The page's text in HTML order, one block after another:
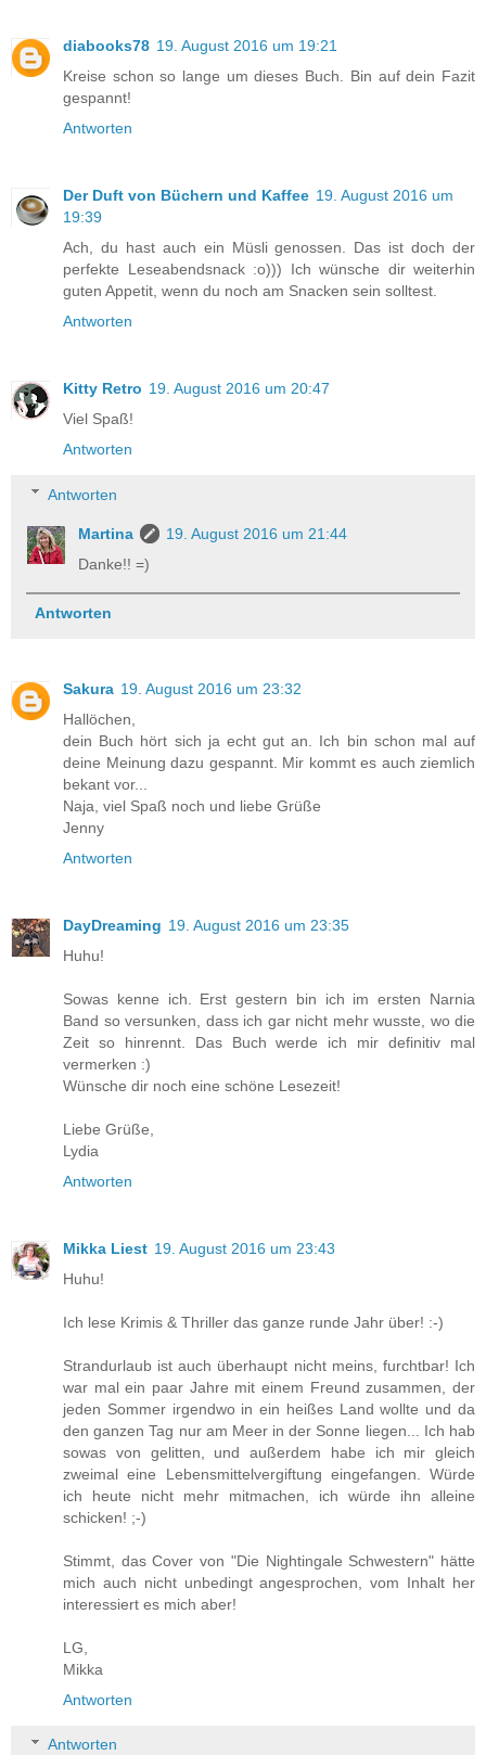
diabooks78 19. August 2016 um 19:21
Kreise schon so lange um dieses Buch. Bin auf dein Fazit
gespannt!
Antworten
Der Duft von Büchern und Kaffee 19. August 2016 um
19:39
Ach, du hast auch ein Müsli genossen. Das ist doch der
perfekte Leseabendsnack :o))) Ich wünsche dir weiterhin
guten Appetit, wenn du noch am Snacken sein solltest.
Antworten
Kitty Retro 19. August 2016 um 20:47
Viel Spaß!
Antworten
Antworten
Martina
19. August 2016 um 21:44
Danke!! =)
Antworten
Sakura 19. August 2016 um 23:32
Hallöchen,
dein Buch hört sich ja echt gut an. Ich bin schon mal auf
deine Meinung dazu gespannt. Mir kommt es auch ziemlich
bekant vor...
Naja, viel Spaß noch und liebe Grüße
Jenny
Antworten
DayDreaming 19. August 2016 um 23:35
Huhu!
Sowas kenne ich. Erst gestern bin ich im ersten Narnia
Band so versunken, dass ich gar nicht mehr wusste, wo die
Zeit so hinrennt. Das Buch werde ich mir definitiv mal
vermerken :)
Wünsche dir noch eine schöne Lesezeit!
Liebe Grüße,
Lydia
Antworten
Mikka Liest 19. August 2016 um 23:43
Huhu!
Ich lese Krimis & Thriller das ganze runde Jahr über! :-)
Strandurlaub ist auch überhaupt nicht meins, furchtbar! Ich
war mal ein paar Jahre mit einem Freund zusammen, der
jeden Sommer irgendwo in ein heißes Land wollte und da
den ganzen Tag nur am Meer in der Sonne liegen... Ich hab
sowas von gelitten, und außerdem habe ich mir gleich
zweimal eine Lebensmittelvergiftung eingefangen. Würde
ich heute nicht mehr mitmachen, ich würde ihn alleine
schicken! ;-)
Stimmt, das Cover von "Die Nightingale Schwestern" hätte
mich auch nicht unbedingt angesprochen, vom Inhalt her
interessiert es mich aber!
LG,
Mikka
Antworten
Antworten